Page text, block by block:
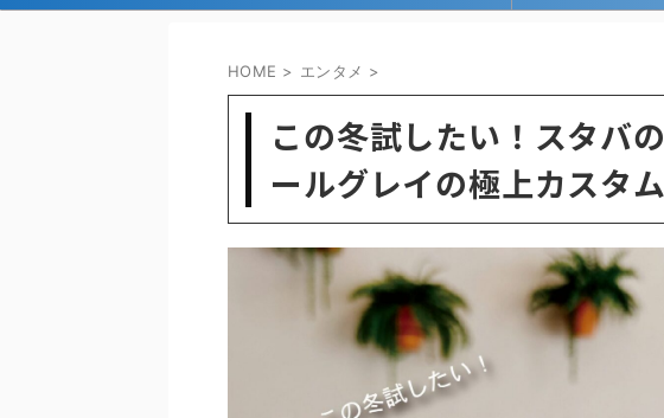
HOME > エンタメ >
この冬試したい！スタバ
ールグレイの極上カスタ